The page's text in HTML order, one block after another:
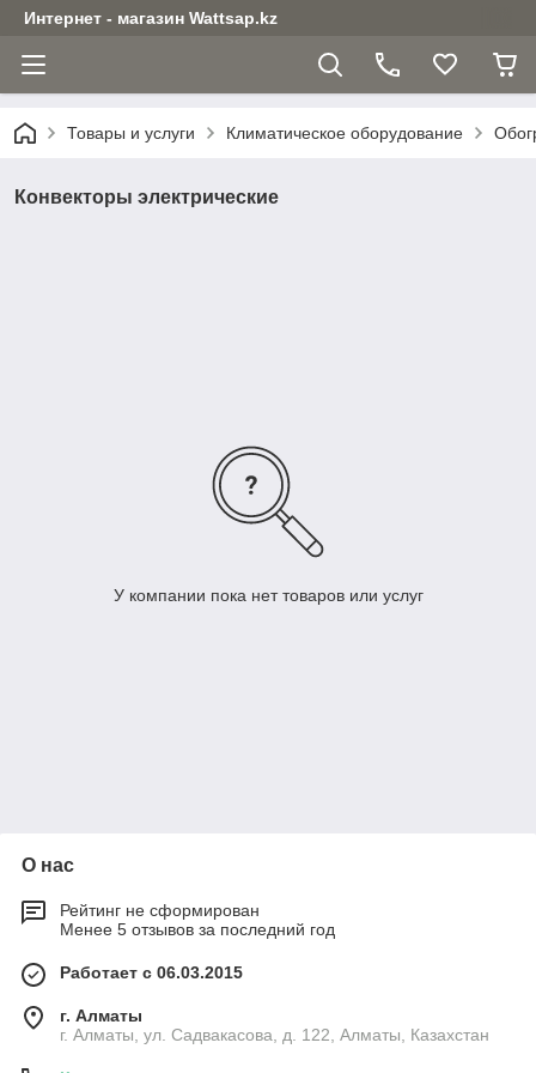
Интернет - магазин Wattsap.kz
Товары и услуги Климатическое оборудование
Конвекторы электрические
У компании пока нет товаров или услуг
О нас
Рейтинг не сформирован
Менее 5 отзывов за последний год
Работает с 06.03.2015
г. Алматы
г. Алматы, ул. Садвакасова, д. 122, Алматы, Казахстан